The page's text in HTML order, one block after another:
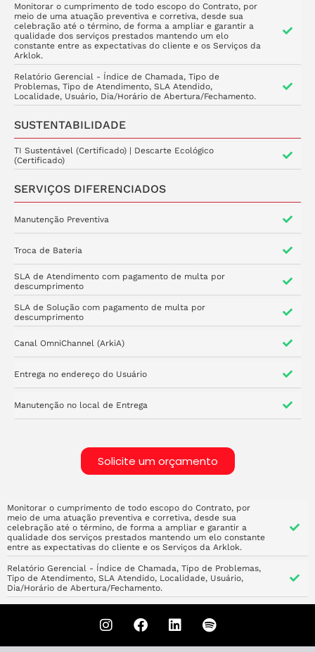
Monitorar o cumprimento de todo escopo do Contrato, por
meio de uma atuação preventiva e corretiva, desde sua
celebração até o término, de forma a ampliar e garantir a
qualidade dos serviços prestados mantendo um elo
constante entre as expectativas do cliente e os Serviços da
Arklok.
Relatório Gerencial - Índice de Chamada, Tipo de
Problemas, Tipo de Atendimento, SLA Atendido,
Localidade, Usuário, Dia/Horário de Abertura/Fechamento.
SUSTENTABILIDADE
TI Sustentável (Certificado) | Descarte Ecológico
(Certificado)
SERVIÇOS DIFERENCIADOS
Manutenção Preventiva
Troca de Bateria
SLA de Atendimento com pagamento de multa por
descumprimento
SLA de Solução com pagamento de multa por
descumprimento
Canal OmniChannel (ArkiA)
Entrega no endereço do Usuário
Manutenção no local de Entrega
Solicite um orçamento
Monitorar o cumprimento de todo escopo do Contrato, por
meio de uma atuação preventiva e corretiva, desde sua
celebração até o término, de forma a ampliar e garantir a
qualidade dos serviços prestados mantendo um elo constante
entre as expectativas do cliente e os Serviços da Arklok.
Relatório Gerencial - Índice de Chamada, Tipo de Problemas,
Tipo de Atendimento, SLA Atendido, Localidade, Usuário,
Dia/Horário de Abertura/Fechamento.